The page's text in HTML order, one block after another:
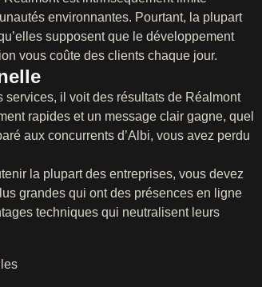
environnantes. Pourtant, la plupart
supposent que le développement
vous coûte des clients chaque jour.
services, il voit des résultats de Réalmont
rapides et un message clair gagne, quel
aux concurrents d’Albi, vous avez perdu
la plupart des entreprises, vous devez
grandes qui ont des présences en ligne
techniques qui neutralisent leurs